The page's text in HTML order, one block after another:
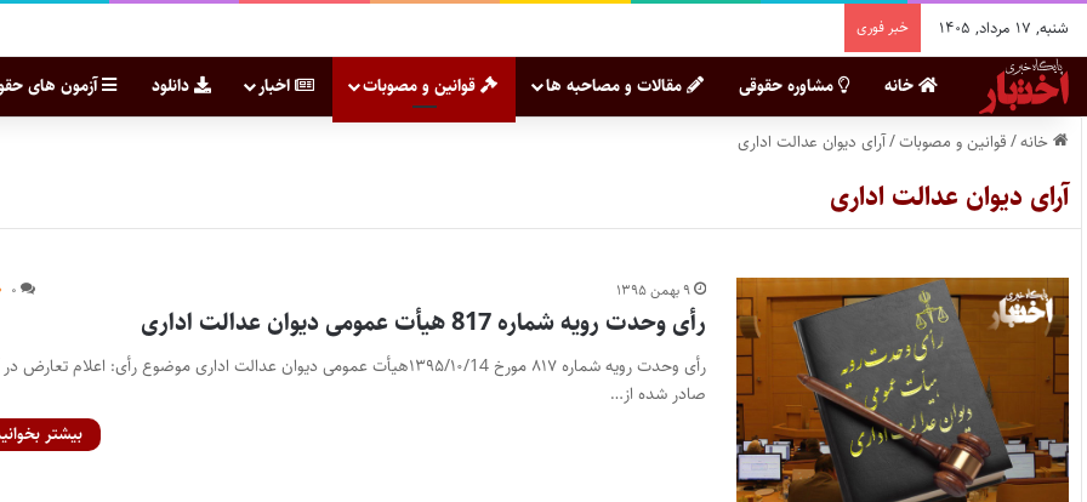
شنبه, ۱۷ مرداد, ۱۴۰۵ خبر فوری
خانه مشاوره حقوقی مقالات و مصاحبه ها قوانین و مصوبات اخبار دانلود آزمون های
خانه/قوانین و مصوبات/آرای دیوان عدالت اداری
آرای دیوان عدالت اداری
۹ بهمن ۱۳۹۵ ۰
رأی وحدت رویه شماره 817 هیأت عمومی دیوان عدالت اداری
رأی وحدت رویه شماره ۸۱۷ مورخ ۱۳۹۵/۱۰/14هیأت عمومی دیوان عدالت اداری موضوع رأی: اعلام تعارض
صادر شده از…
بیشتر